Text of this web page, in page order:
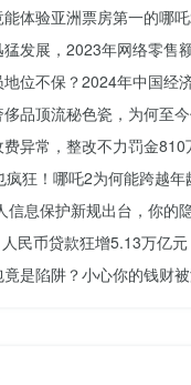
体验亚洲票房第一的哪
发展，2023年网络零售
位不保？2024年中国经
品顶流秘色瓷，为何至
异常，整改不力罚金810
狂！哪吒2为何能跨越年
信息保护新规出台，你的
民币贷款狂增5.13万亿元
是陷阱？小心你的钱财被